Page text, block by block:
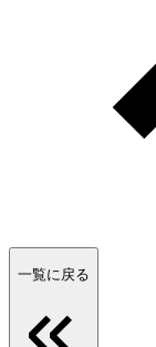
一覧に戻る